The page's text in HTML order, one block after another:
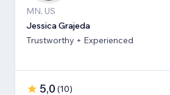
MN, US
Jessica Grajeda
Trustworthy + Experienced
5,0 (10)